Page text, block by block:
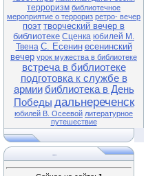
терроризм библиотечное
мероприятие о террориз ретро- вечер
поэт творческий вечер в
библиотеке Сценка юбилей М.
Твена С. Есенин есенинский
вечер урок мужества в библиотеке
встреча в библиотеке
подготовка к службе в
армии библиотека в День
Победы дальнереченск
юбилей В. Осеевой литературное
путешествие
...